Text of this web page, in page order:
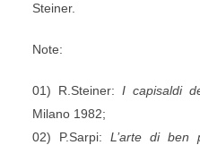
Steiner.
Note:
01) R.Steiner: I capisaldi
Milano 1982;
02) P.Sarpi: L’arte di ben